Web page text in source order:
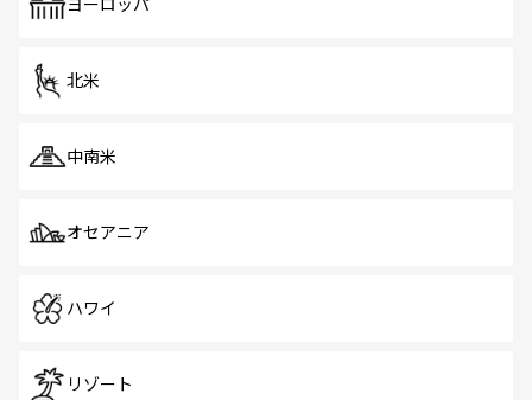
ヨーロッパ
北米
中南米
オセアニア
ハワイ
リゾート